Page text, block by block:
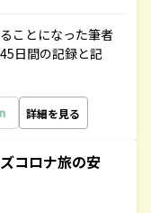
ことになった筆者
日間の記録と記
詳細を見る
コロナ旅の安